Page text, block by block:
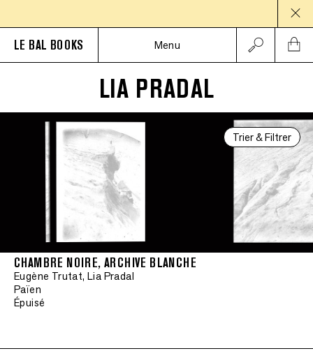
LE BAL BOOKS Menu
LIA PRADAL
Trier & Filtrer
CHAMBRE NOIRE, ARCHIVE BLANCHE
Eugène Trutat, Lia Pradal
Païen
Épuisé